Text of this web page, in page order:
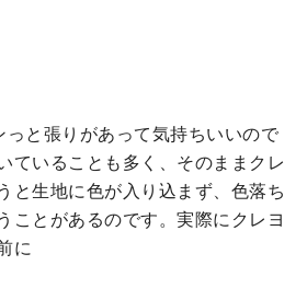
っと張りがあって気持ちいいので
ていることも多く、そのままクレ
と生地に色が入り込まず、色落ち
ことがあるのです。実際にクレヨ
に